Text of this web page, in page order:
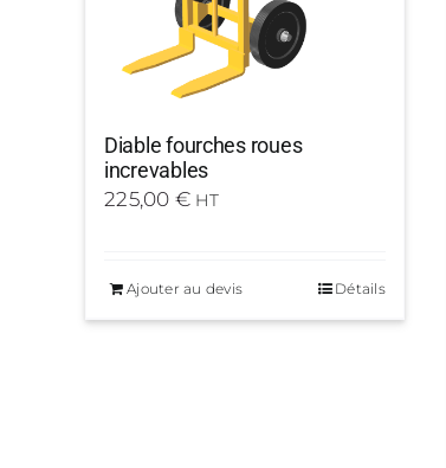
Diable fourches roues
increvables
225,00 € HT
Ajouter au devis Détails